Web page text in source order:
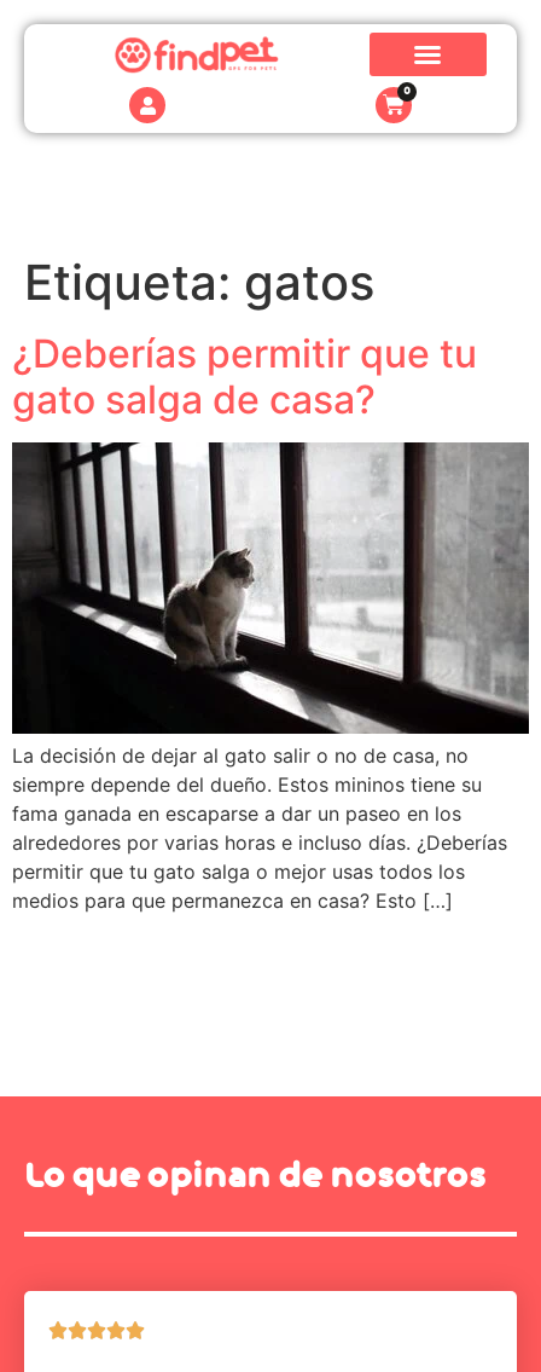
0
Etiqueta: gatos
¿Deberías permitir que tu
gato salga de casa?
La decisión de dejar al gato salir o no de casa, no
siempre depende del dueño. Estos mininos tiene su
fama ganada en escaparse a dar un paseo en los
alrededores por varias horas e incluso días. ¿Deberías
permitir que tu gato salga o mejor usas todos los
medios para que permanezca en casa? Esto […]
Lo que opinan de nosotros
